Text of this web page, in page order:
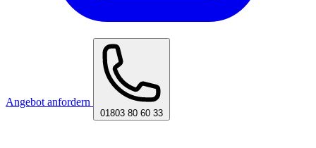
Angebot anfordern
01803 80 60 33